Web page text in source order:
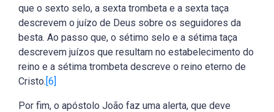
que o sexto selo, a sexta trombeta e a sexta taça
descrevem o juízo de Deus sobre os seguidores da
besta. Ao passo que, o sétimo selo e a sétima taça
descrevem juízos que resultam no estabelecimento do
reino e a sétima trombeta descreve o reino eterno de
Cristo.[6]
Por fim, o apóstolo João faz uma alerta, que deve